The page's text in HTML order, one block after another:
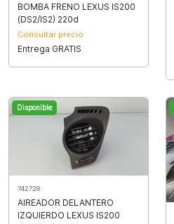
BOMBA FRENO LEXUS IS200
(DS2/IS2) 220d
Consultar precio
Entrega GRATIS
Disponible
742728
AIREADOR DELANTERO
IZQUIERDO LEXUS IS200